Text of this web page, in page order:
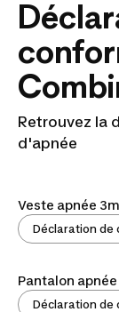
Retrouvez la
d'apnée
Veste apnée
Déclaration de
Pantalon
Déclaration de